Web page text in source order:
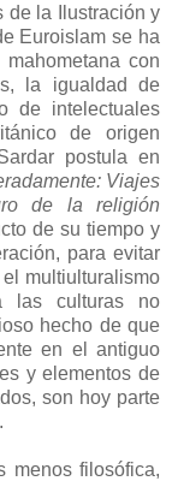
de la Ilustración y
Euroislam se ha
con
la igualdad de
de intelectuales
de origen
postula en
Viajes
de la religión
de su tiempo y
para evitar
multiulturalismo
las culturas no
hecho de que
en el antiguo
y elementos de
son hoy parte
menos filosófica,